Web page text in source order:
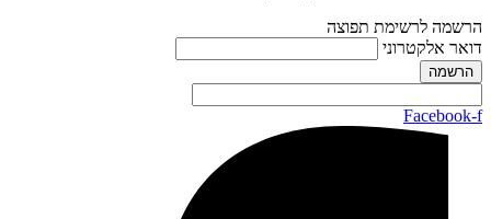
הרשמה לרשימת תפוצה
דואר אלקטרוני
Facebook-f